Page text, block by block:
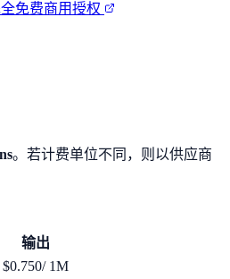
免费商用授权
。若计费单位不同，则以供应商
输出
$0.750/ 1M